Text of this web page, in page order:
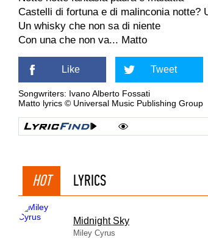
Castelli di fortuna e di malinconia notte?
Un whisky che non sa di niente
Con una che non va... Matto
Like Tweet
Songwriters: Ivano Alberto Fossati
Matto lyrics © Universal Music Publishing Group
HOT LYRICS
Midnight Sky
Miley Cyrus